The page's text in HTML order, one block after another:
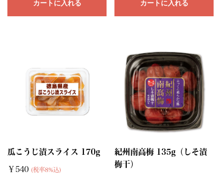
カートに入れる カートに入れる
瓜こうじ漬スライス 170g
￥540 (税率8%込)
紀州南高梅 135g（しそ漬
梅干）